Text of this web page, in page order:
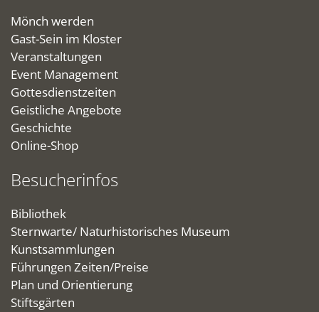
Mönch werden
Gast-Sein im Kloster
Veranstaltungen
Event Management
Gottesdienstzeiten
Geistliche Angebote
Geschichte
Online-Shop
Besucherinfos
Bibliothek
Sternwarte/ Naturhistorisches Museum
Kunstsammlungen
Führungen Zeiten/Preise
Plan und Orientierung
Stiftsgärten